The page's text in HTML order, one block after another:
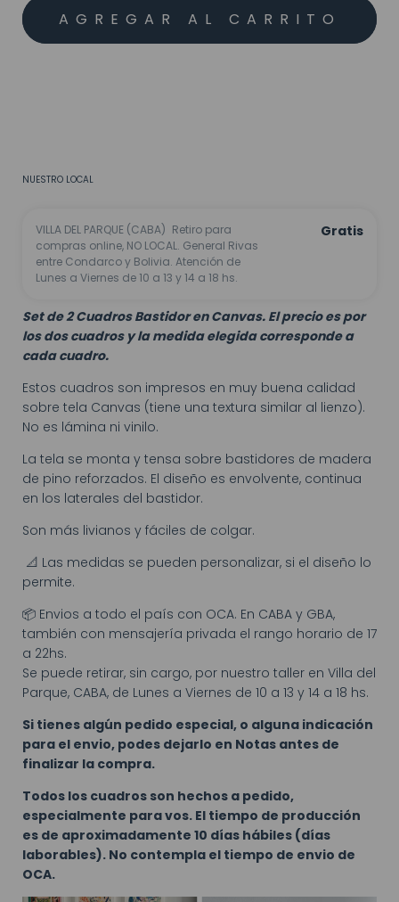
NUESTRO LOCAL
VILLA DEL PARQUE (CABA) Retiro para
compras online, NO LOCAL. General Rivas
entre Condarco y Bolivia. Atención de
Lunes a Viernes de 10 a 13 y 14 a 18 hs.
Gratis
Set de 2 Cuadros Bastidor en Canvas. El precio es por
los dos cuadros y la medida elegida corresponde a
cada cuadro.
Estos cuadros son impresos en muy buena calidad
sobre tela Canvas (tiene una textura similar al lienzo).
No es lámina ni vinilo.
La tela se monta y tensa sobre bastidores de madera
de pino reforzados. El diseño es envolvente, continua
en los laterales del bastidor.
Son más livianos y fáciles de colgar.
📐 Las medidas se pueden personalizar, si el diseño lo
permite.
📦 Envios a todo el país con OCA. En CABA y GBA,
también con mensajería privada el rango horario de 17
a 22hs.
Se puede retirar, sin cargo, por nuestro taller en Villa del
Parque, CABA, de Lunes a Viernes de 10 a 13 y 14 a 18 hs.
Si tienes algún pedido especial, o alguna indicación
para el envio, podes dejarlo en Notas antes de
finalizar la compra.
Todos los cuadros son hechos a pedido,
especialmente para vos. El tiempo de producción
es de aproximadamente 10 días hábiles (días
laborables). No contempla el tiempo de envio de
OCA.